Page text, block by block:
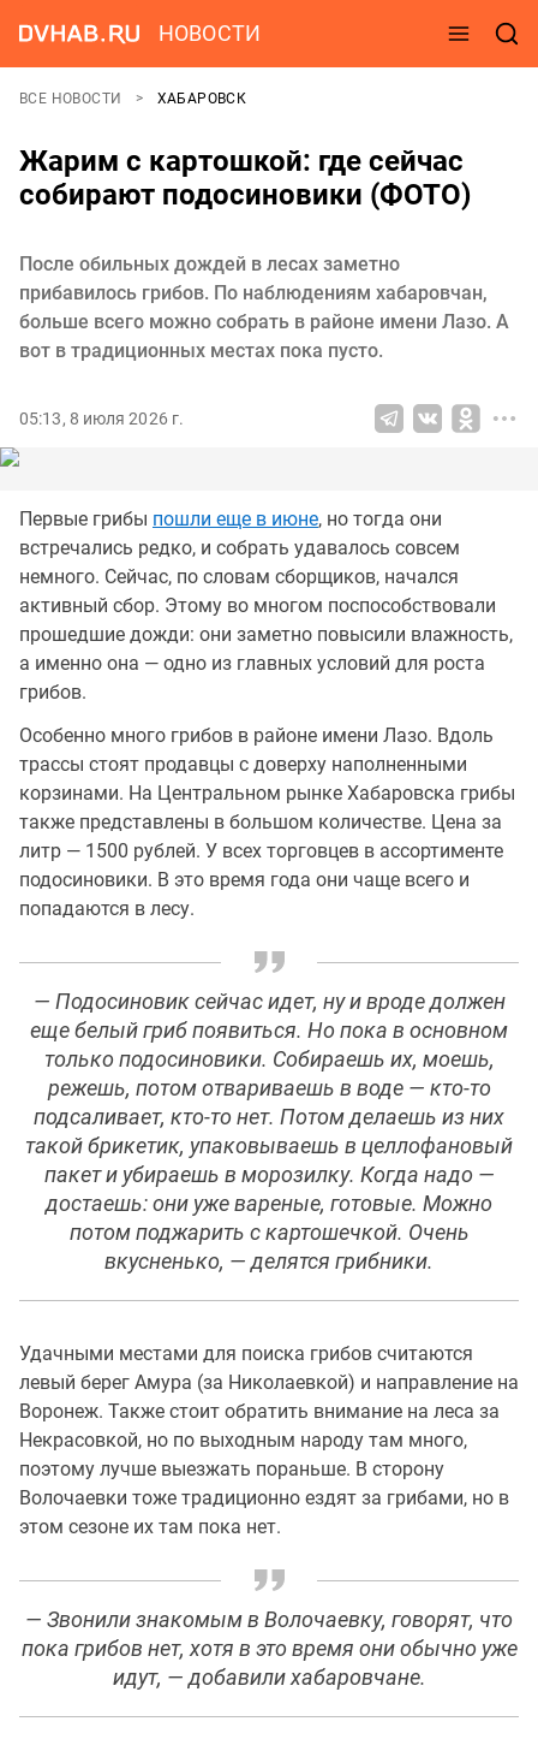
НОВОСТИ
ВСЕ НОВОСТИ ХАБАРОВСК
Жарим с картошкой: где сейчас
собирают подосиновики (ФОТО)
После обильных дождей в лесах заметно
прибавилось грибов. По наблюдениям хабаровчан,
больше всего можно собрать в районе имени Лазо. А
вот в традиционных местах пока пусто.
05:13, 8 июля 2026 г.
Первые грибы пошли еще в июне, но тогда они
встречались редко, и собрать удавалось совсем
немного. Сейчас, по словам сборщиков, начался
активный сбор. Этому во многом поспособствовали
прошедшие дожди: они заметно повысили влажность,
а именно она — одно из главных условий для роста
грибов.
Особенно много грибов в районе имени Лазо. Вдоль
трассы стоят продавцы с доверху наполненными
корзинами. На Центральном рынке Хабаровска грибы
также представлены в большом количестве. Цена за
литр — 1500 рублей. У всех торговцев в ассортименте
подосиновики. В это время года они чаще всего и
попадаются в лесу.
— Подосиновик сейчас идет, ну и вроде должен
еще белый гриб появиться. Но пока в основном
только подосиновики. Собираешь их, моешь,
режешь, потом отвариваешь в воде — кто-то
подсаливает, кто-то нет. Потом делаешь из них
такой брикетик, упаковываешь в целлофановый
пакет и убираешь в морозилку. Когда надо —
достаешь: они уже вареные, готовые. Можно
потом поджарить с картошечкой. Очень
вкусненько, — делятся грибники.
Удачными местами для поиска грибов считаются
левый берег Амура (за Николаевкой) и направление на
Воронеж. Также стоит обратить внимание на леса за
Некрасовкой, но по выходным народу там много,
поэтому лучше выезжать пораньше. В сторону
Волочаевки тоже традиционно ездят за грибами, но в
этом сезоне их там пока нет.
— Звонили знакомым в Волочаевку, говорят, что
пока грибов нет, хотя в это время они обычно уже
идут, — добавили хабаровчане.